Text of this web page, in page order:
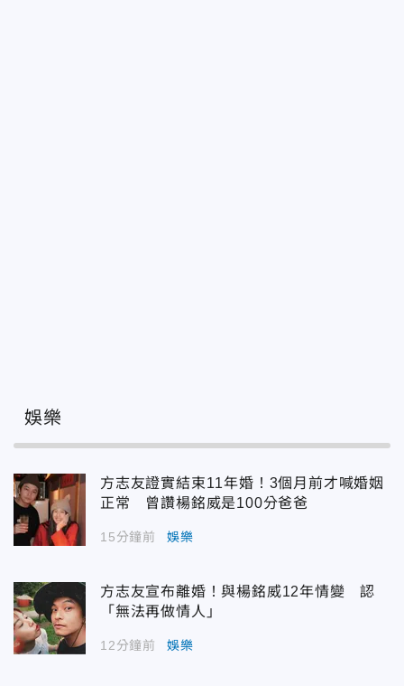
娛樂
方志友證實結束11年婚！3個月前才喊婚姻
正常 曾讚楊銘威是100分爸爸
15分鐘前 娛樂
方志友宣布離婚！與楊銘威12年情變 認
「無法再做情人」
12分鐘前 娛樂